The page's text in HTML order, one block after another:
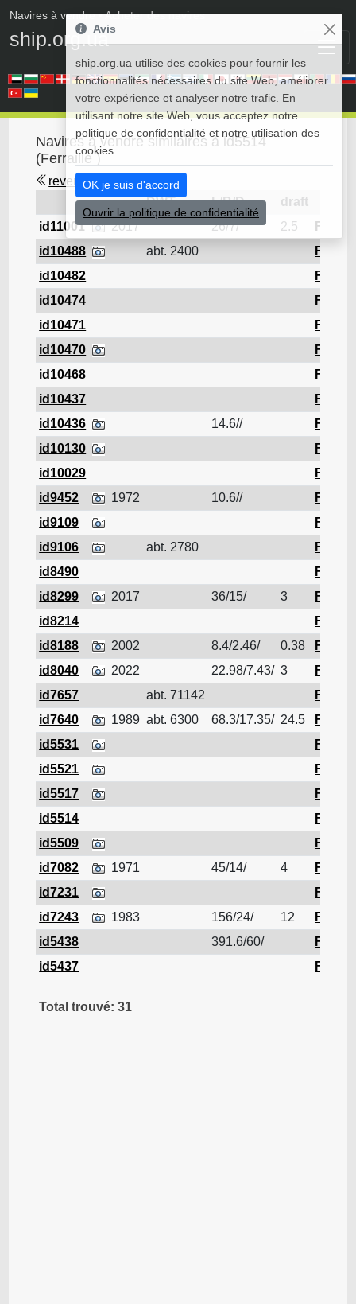
Navires à vendre• Acheter des navires
ship.org.ua
Navires à vendre similaires à id5514
(Ferraille )
revenir en arrière
DWT
L/B/D
draft
id11001
2017 26/7/ 2.5
id10488
abt. 2400
id10482
id10474
id10471
id10470
id10468
id10437
id10436
14.6//
id10130
id10029
id9452
1972 10.6//
id9109
id9106
abt. 2780
id8490
id8299
2017 36/15/ 3
id8214
id8188
2002 8.4/2.46/ 0.38
id8040
2022 22.98/7.43/ 3
id7657
abt. 71142
id7640
1989 abt. 6300 68.3/17.35/ 24.5
id5531
id5521
id5517
id5514
id5509
id7082
1971 45/14/ 4
id7231
id7243
1983 156/24/ 12
id5438
391.6/60/
id5437
Total trouvé: 31
Avis
ship.org.ua utilise des cookies pour fournir les
fonctionnalités nécessaires du site Web, améliorer
votre expérience et analyser notre trafic. En
utilisant notre site Web, vous acceptez notre
politique de confidentialité et notre utilisation des
cookies.
OK je suis d'accord
Ouvrir la politique de confidentialité